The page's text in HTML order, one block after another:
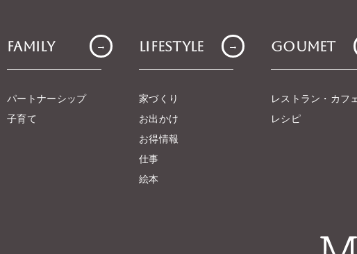
Family →
パートナーシップ
子育て
Lifestyle →
家づくり
お出かけ
お得情報
仕事
絵本
Goumet
レストラン・カフ
レシピ